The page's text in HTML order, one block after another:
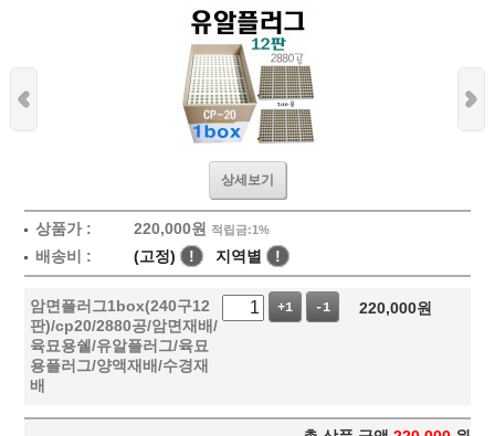
상세보기
상품가 : 220,000원 적립금:1%
배송비 : (고정) ! 지역별 !
암면플러그1box(240구12
판)/cp20/2880공/암면재배/
육묘용쉘/유알플러그/육묘
용플러그/양액재배/수경재
배
+1 -1 220,000원